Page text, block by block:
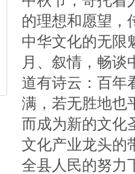
的理想和愿望，
中华文化的无限
月、叙情，畅谈
道有诗云：百年
满，若无胜地也
而成为新的文化
文化产业龙头的
全县人民的努力